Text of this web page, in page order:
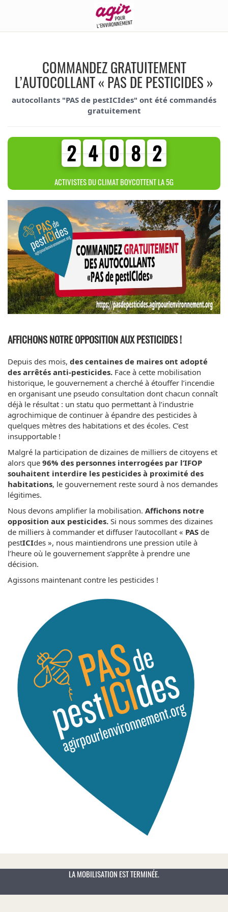
COMMANDEZ GRATUITEMENT
L’AUTOCOLLANT « PAS DE PESTICIDES »
autocollants "PAS de pestICIdes" ont été commandés
gratuitement
2
2 4
3
4 0
0
0
0 8
6
8 2
6
2
ACTIVISTES DU CLIMAT BOYCOTTENT LA 5G
AFFICHONS NOTRE OPPOSITION AUX PESTICIDES !
Depuis des mois, des centaines de maires ont adopté
des arrêtés anti-pesticides. Face à cette mobilisation
historique, le gouvernement a cherché à étouffer l’incendie
en organisant une pseudo consultation dont chacun connaît
déjà le résultat : un statu quo permettant à l’industrie
agrochimique de continuer à épandre des pesticides à
quelques mètres des habitations et des écoles. C’est
insupportable !
Malgré la participation de dizaines de milliers de citoyens et
alors que 96% des personnes interrogées par l’IFOP
souhaitent interdire les pesticides à proximité des
habitations, le gouvernement reste sourd à nos demandes
légitimes.
Nous devons amplifier la mobilisation. Affichons notre
opposition aux pesticides. Si nous sommes des dizaines
de milliers à commander et diffuser l’autocollant « PAS de
pestICIdes », nous maintiendrons une pression utile à
l’heure où le gouvernement s’apprête à prendre une
décision.
Agissons maintenant contre les pesticides !
LA MOBILISATION EST TERMINÉE.